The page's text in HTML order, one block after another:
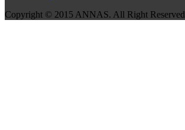
Copyright © 2015 ANNAS. All Right Reserved